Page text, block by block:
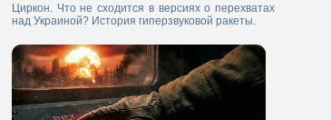
Циркон. Что не сходится в версиях о перехватах
над Украиной? История гиперзвуковой ракеты.